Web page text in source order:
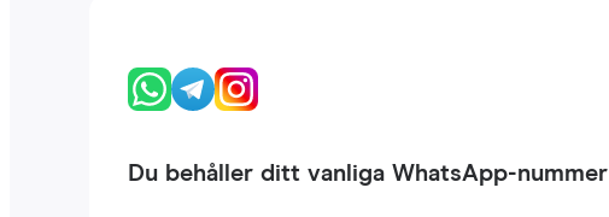
Du behåller ditt vanliga WhatsApp-nummer